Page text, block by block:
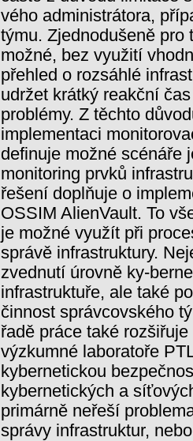
vého administrátora,
týmu. Zjednodušeně pro
možné, bez využití
přehled o rozsáhlé
udržet krátký reakční
problémy. Z těchto
implementaci
definuje možné scénáře
monitoring prvků
řešení doplňuje o
OSSIM AlienVault. To
je možné využít při
správě infrastruktury.
zvednutí úrovně ky-
infrastruktuře, ale také
činnost správcovského
řadě práce také
výzkumné laboratoře
kybernetickou
kybernetických a
primárně neřeší
správy infrastruktur,